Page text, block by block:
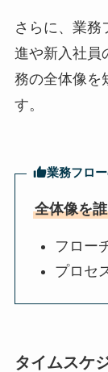
さらに、業務
進や新入社員
務の全体像を
す。
業務フロ
全体像を
フロー
プロセ
タイムスケ